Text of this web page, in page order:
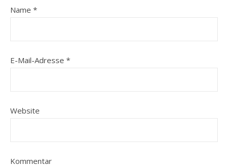
Name *
E-Mail-Adresse *
Website
Kommentar